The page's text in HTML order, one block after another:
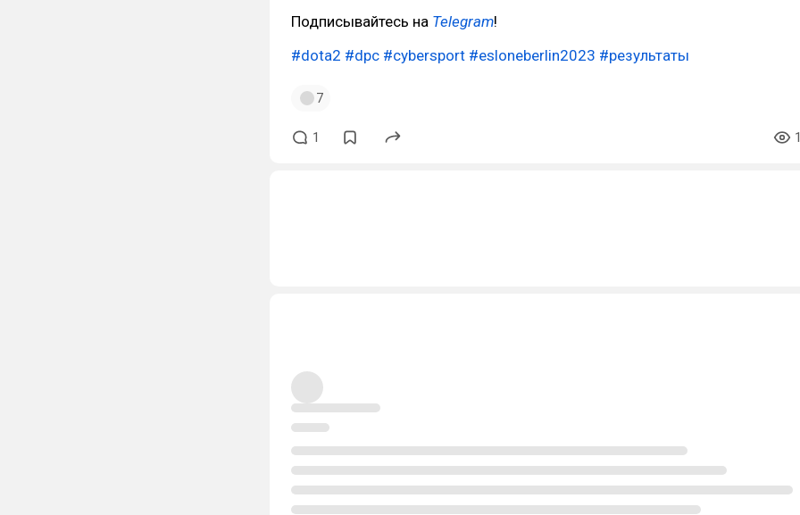
Подписывайтесь на Telegram!
#dota2 #dpc #cybersport #esloneberlin2023 #результаты
7
1